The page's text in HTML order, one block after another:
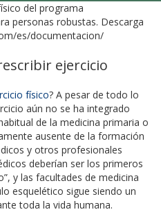
del programa
personas robustas. Descarga
es/documentacion/
ejercicio
físico? A pesar de todo lo
aún no se ha integrado
de la medicina primaria o
ausente de la formación
y otros profesionales
deberían ser los primeros
y las facultades de medicina
esquelético sigue siendo un
toda la vida humana.